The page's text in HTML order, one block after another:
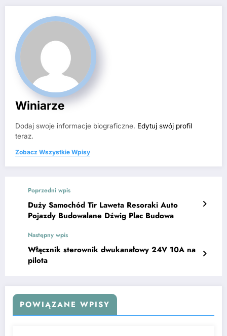
Winiarze
Dodaj swoje informacje biograficzne. Edytuj swój profil
teraz.
Zobacz Wszystkie Wpisy
Poprzedni wpis
Duży Samochód Tir Laweta Resoraki Auto
Pojazdy Budowalane Dźwig Plac Budowa
Następny wpis
Włącznik sterownik dwukanałowy 24V 10A na
pilota
POWIĄZANE WPISY